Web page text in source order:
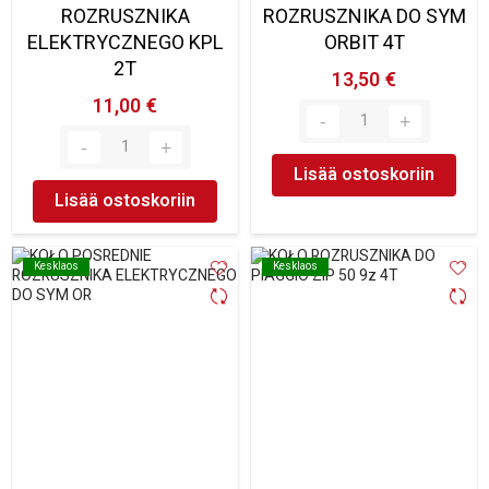
ROZRUSZNIKA
ELEKTRYCZNEGO KPL
2T
11,00 €
Lisää ostoskoriin
ROZRUSZNIKA DO SYM
ORBIT 4T
13,50 €
Lisää ostoskoriin
Kesklaos
Kesklaos Kesklaos
Kesklaos